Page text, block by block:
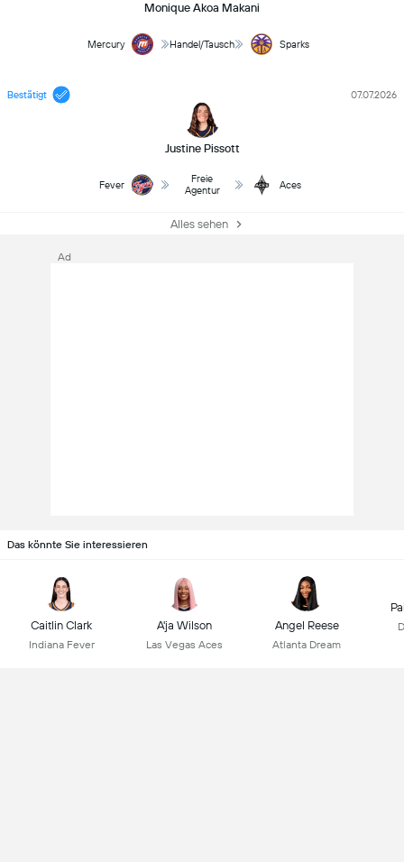
Monique Akoa Makani
Mercury Handel/Tausch Sparks
Bestätigt
Justine Pissott
07.07.2026
Fever
Freie
Agentur
Aces
Alles sehen
Ad
Das könnte Sie interessieren
Caitlin Clark
Indiana Fever
A'ja Wilson
Las Vegas Aces
Angel Reese
Atlanta Dream